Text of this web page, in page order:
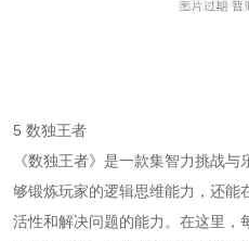
5 数独王者
《数独王者》是一款集智力挑战
够锻炼玩家的逻辑思维能力，还能
活性和解决问题的能力。在这里，